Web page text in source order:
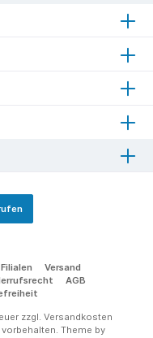
Versand
AGB
zzgl. Versandkosten
Theme by